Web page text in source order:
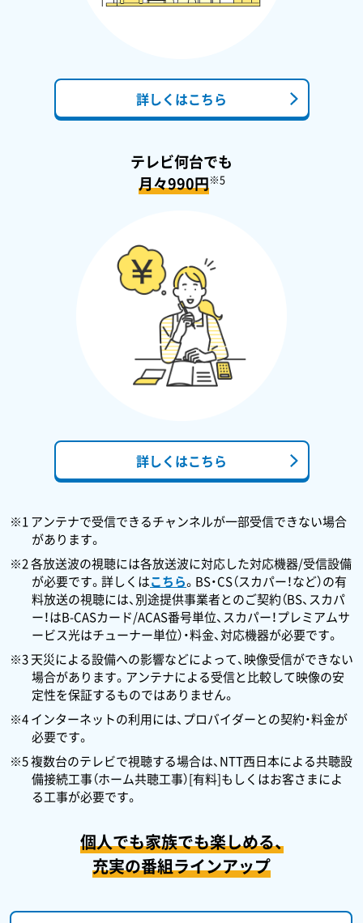
詳しくはこちら
テレビ何台でも
月々990円※5
詳しくはこちら
※1 アンテナで受信できるチャンネルが一部受信できない場合
があります。
※2 各放送波の視聴には各放送波に対応した対応機器/受信設備
が必要です。詳しくはこちら。BS・CS（スカパー！など）の有
料放送の視聴には、別途提供事業者とのご契約（BS、スカパ
ー！はB-CASカード/ACAS番号単位、スカパー！プレミアムサ
ービス光はチューナー単位）・料金、対応機器が必要です。
※3 天災による設備への影響などによって、映像受信ができない
場合があります。アンテナによる受信と比較して映像の安
定性を保証するものではありません。
※4 インターネットの利用には、プロバイダーとの契約・料金が
必要です。
※5 複数台のテレビで視聴する場合は、NTT西日本による共聴設
備接続工事（ホーム共聴工事）[有料]もしくはお客さまによ
る工事が必要です。
個人でも家族でも楽しめる、
充実の番組ラインアップ